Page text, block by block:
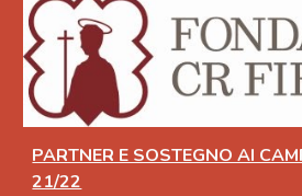
PARTNER E SOSTEGNO AI
21/22